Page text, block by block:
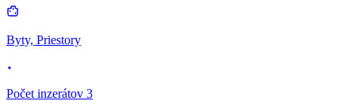
Byty, Priestory
Počet inzerátov 3